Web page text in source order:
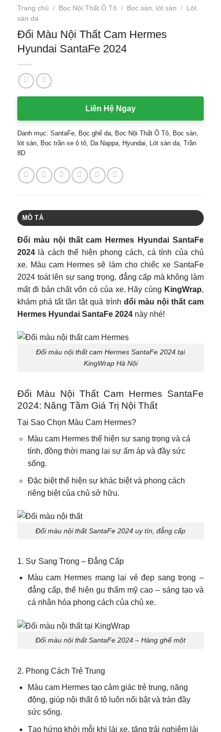
Trang chủ / Bọc Nội Thất Ô Tô / Bọc sàn, lót sàn /
Lót
sàn da
Đổi Màu Nội Thất Cam Hermes
Hyundai SantaFe 2024
Liên Hệ Ngay
Danh mục: SantaFe, Bọc ghế da, Bọc Nội Thất Ô Tô, Bọc sàn,
lót sàn, Bọc trần xe ô tô, Da Nappa, Hyundai, Lót sàn da, Trần
8D
MÔ TẢ
Đổi màu nội thất cam Hermes Hyundai SantaFe
2024 là cách thể hiện phong cách, cá tính của chủ
xe. Màu cam Hermes sẽ làm cho chiếc xe SantaFe
2024 toát lên sự sang trọng, đẳng cấp mà không làm
mất đi bản chất vốn có của xe. Hãy cùng KingWrap,
khám phá tất tần tật quá trình đổi màu nội thất cam
Hermes Hyundai SantaFe 2024 này nhé!
Đổi màu nội thất cam Hermes SantaFe 2024 tại
KingWrap Hà Nội
Đổi Màu Nội Thất Cam Hermes SantaFe
2024: Nâng Tầm Giá Trị Nội Thất
Tại Sao Chọn Màu Cam Hermes?
Màu cam Hermes thể hiện sự sang trọng và cá
tính, đồng thời mang lại sự ấm áp và đầy sức
sống.
Đặc biệt thể hiện sự khác biệt và phong cách
riêng biệt của chủ sở hữu.
Đổi màu nội thất SantaFe 2024 uy tín, đẳng cấp
1. Sự Sang Trọng – Đẳng Cấp
Màu cam Hermes mang lại vẻ đẹp sang trọng –
đẳng cấp, thể hiện gu thẩm mỹ cao – sáng tạo và
cá nhân hóa phong cách của chủ xe.
Đổi màu nội thất SantaFe 2024 – Hàng ghế một
2. Phong Cách Trẻ Trung
Màu cam Hermes tạo cảm giác trẻ trung, năng
động, giúp nội thất ô tô luôn nổi bật và tràn đầy
sức sống.
Tạo hứng khởi mỗi khi lái xe, tăng trải nghiệm lái